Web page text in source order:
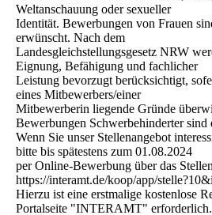
Weltanschauung oder sexueller
Identität. Bewerbungen von Frauen
erwünscht. Nach dem
Landesgleichstellungsgesetz NRW
Eignung, Befähigung und fachlicher
Leistung bevorzugt berücksichtigt,
eines Mitbewerbers/einer
Mitbewerberin liegende Gründe
Bewerbungen Schwerbehinderter sind
Wenn Sie unser Stellenangebot
bitte bis spätestens zum 01.08.2024
per Online-Bewerbung über das
https://interamt.de/koop/app/
Hierzu ist eine erstmalige kostenlose
Portalseite "INTERAMT" erforderlich.